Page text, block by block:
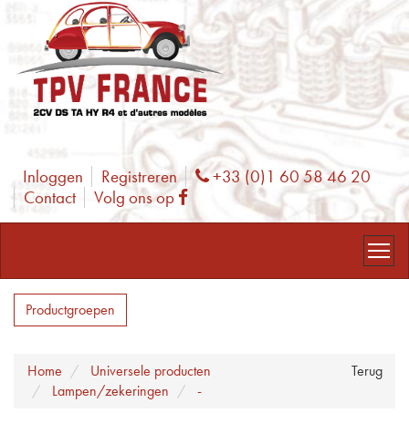
Inloggen Registreren Phone
+33 (0)1 60 58 46 20
Contact
Volg ons op Facebook
Productgroepen
Terug
Home
Universele producten
Lampen/zekeringen
-